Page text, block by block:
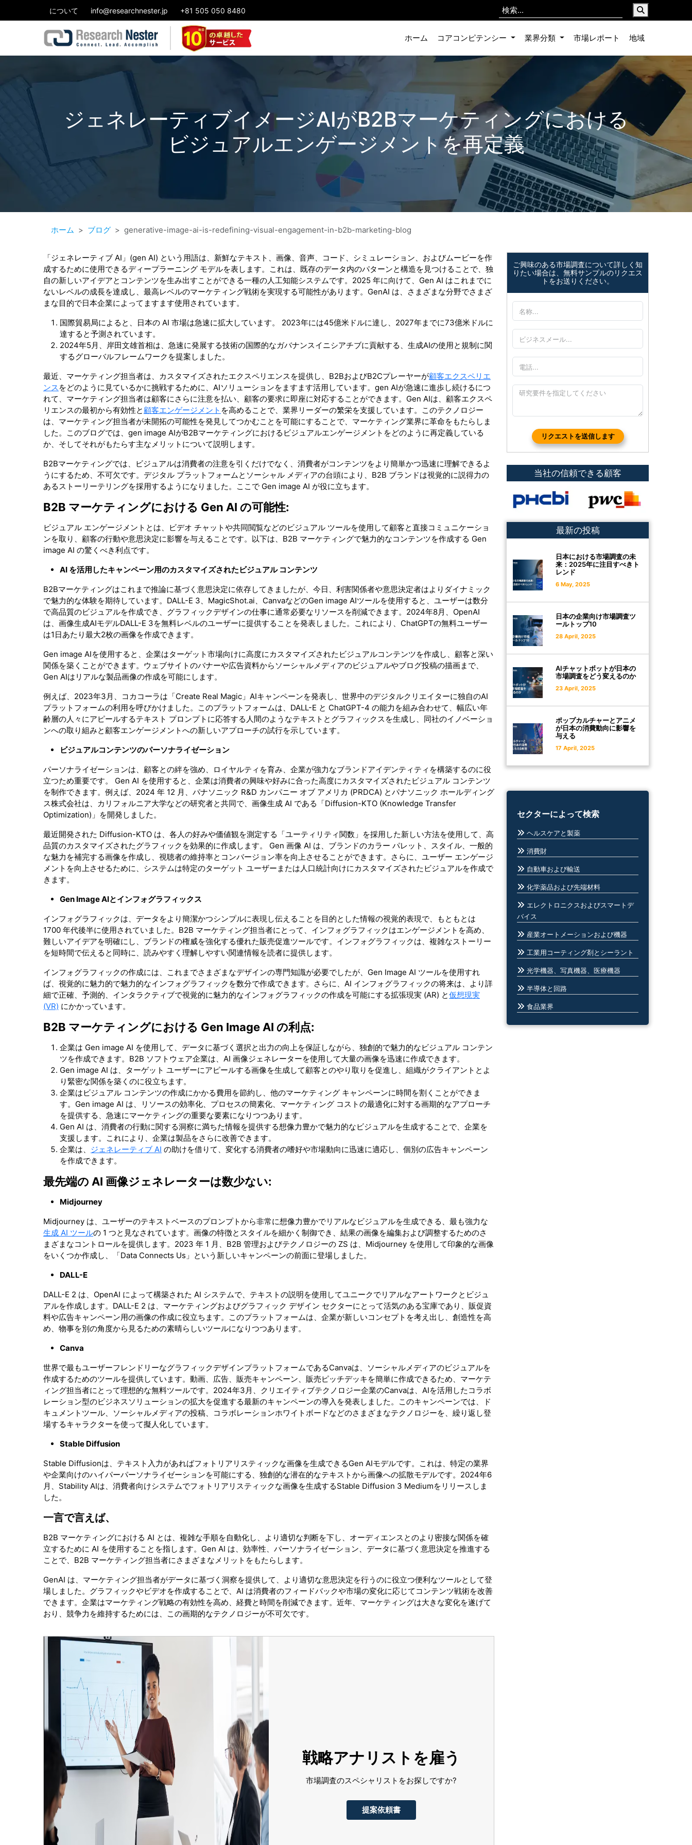
について info@researchnester.jp +81 505 050 8480
ホーム コアコンピテンシー 業界分類 市場レポート 地域
ジェネレーティブイメージAIがB2Bマーケティングにおける
ビジュアルエンゲージメントを再定義
ホーム ブログ generative-image-ai-is-redefining-visual-engagement-in-b2b-marketing-blog
「ジェネレーティブ AI」(gen AI) という用語は、新鮮なテキスト、画像、音声、コード、シミュレーション、およびムービーを作
成するために使用できるディープラーニング モデルを表します。これは、既存のデータ内のパターンと構造を見つけることで、独
自の新しいアイデアとコンテンツを生み出すことができる一種の人工知能システムです。2025 年に向けて、Gen AI はこれまでに
ないレベルの成長を達成し、最高レベルのマーケティング戦術を実現する可能性があります。GenAI は、さまざまな分野でさまざ
まな目的で日本企業によってますます使用されています。
国際貿易局によると、日本の AI 市場は急速に拡大しています。 2023年には45億米ドルに達し、2027年までに73億米ドルに
達すると予測されています。
2024年5月、岸田文雄首相は、急速に発展する技術の国際的なガバナンスイニシアチブに貢献する、生成AIの使用と規制に関
するグローバルフレームワークを提案しました。
最近、マーケティング担当者は、カスタマイズされたエクスペリエンスを提供し、B2BおよびB2Cプレーヤーが顧客エクスペリエ
ンス をどのように見ているかに挑戦するために、AIソリューションをますます活用しています。gen AIが急速に進歩し続けるにつ
れて、マーケティング担当者は顧客にさらに注意を払い、顧客の要求に即座に対応することができます。Gen AIは、顧客エクスペ
リエンスの最初から有効性と 顧客エンゲージメント を高めることで、業界リーダーの繁栄を支援しています。このテクノロジー
は、マーケティング担当者が未開拓の可能性を発見してつかむことを可能にすることで、マーケティング業界に革命をもたらしま
した。このブログでは、gen image AIがB2Bマーケティングにおけるビジュアルエンゲージメントをどのように再定義している
か、そしてそれがもたらす主なメリットについて説明します。
B2Bマーケティングでは、ビジュアルは消費者の注意を引くだけでなく、消費者がコンテンツをより簡単かつ迅速に理解できるよ
うにするため、不可欠です。デジタル プラットフォームとソーシャル メディアの台頭により、B2B ブランドは視覚的に説得力の
あるストーリーテリングを採用するようになりました。ここで Gen image AI が役に立ちます。
B2B マーケティングにおける Gen AI の可能性:
ビジュアル エンゲージメントとは、ビデオ チャットや共同閲覧などのビジュアル ツールを使用して顧客と直接コミュニケーショ
ンを取り、顧客の行動や意思決定に影響を与えることです。以下は、B2B マーケティングで魅力的なコンテンツを作成する Gen
image AI の驚くべき利点です。
AI を活用したキャンペーン用のカスタマイズされたビジュアル コンテンツ
B2Bマーケティングはこれまで推論に基づく意思決定に依存してきましたが、今日、利害関係者や意思決定者はよりダイナミック
で魅力的な体験を期待しています。DALL-E 3、MagicShot.ai、CanvaなどのGen image AIツールを使用すると、ユーザーは数分
で高品質のビジュアルを作成でき、グラフィックデザインの仕事に通常必要なリソースを削減できます。2024年8月、OpenAI
は、画像生成AIモデルDALL-E 3を無料レベルのユーザーに提供することを発表しました。これにより、ChatGPTの無料ユーザー
は1日あたり最大2枚の画像を作成できます。
Gen image AIを使用すると、企業はターゲット市場向けに高度にカスタマイズされたビジュアルコンテンツを作成し、顧客と深い
関係を築くことができます。ウェブサイトのバナーや広告資料からソーシャルメディアのビジュアルやブログ投稿の描画まで、
Gen AIはリアルな製品画像の作成を可能にします。
例えば、2023年3月、コカコーラは「Create Real Magic」AIキャンペーンを発表し、世界中のデジタルクリエイターに独自のAI
プラットフォームの利用を呼びかけました。このプラットフォームは、DALL-E と ChatGPT-4 の能力を組み合わせて、幅広い年
齢層の人々にアピールするテキスト プロンプトに応答する人間のようなテキストとグラフィックスを生成し、同社のイノベーショ
ンへの取り組みと顧客エンゲージメントへの新しいアプローチの試行を示しています。
ビジュアルコンテンツのパーソナライゼーション
パーソナライゼーションは、顧客との絆を強め、ロイヤルティを育み、企業が強力なブランドアイデンティティを構築するのに役
立つため重要です。 Gen AI を使用すると、企業は消費者の興味や好みに合った高度にカスタマイズされたビジュアル コンテンツ
を制作できます。例えば、2024 年 12 月、パナソニック R&D カンパニー オブ アメリカ (PRDCA) とパナソニック ホールディング
ス株式会社は、カリフォルニア大学などの研究者と共同で、画像生成 AI である「Diffusion-KTO (Knowledge Transfer
Optimization)」を開発しました。
最近開発された Diffusion-KTO は、各人の好みや価値観を測定する「ユーティリティ関数」を採用した新しい方法を使用して、高
品質のカスタマイズされたグラフィックを効果的に作成します。 Gen 画像 AI は、ブランドのカラー パレット、スタイル、一般的
な魅力を補完する画像を作成し、視聴者の維持率とコンバージョン率を向上させることができます。さらに、ユーザー エンゲージ
メントを向上させるために、システムは特定のターゲット ユーザーまたは人口統計向けにカスタマイズされたビジュアルを作成で
きます。
Gen Image AIとインフォグラフィックス
インフォグラフィックは、データをより簡潔かつシンプルに表現し伝えることを目的とした情報の視覚的表現で、もともとは
1700 年代後半に使用されていました。B2B マーケティング担当者にとって、インフォグラフィックはエンゲージメントを高め、
難しいアイデアを明確にし、ブランドの権威を強化する優れた販売促進ツールです。インフォグラフィックは、複雑なストーリー
を短時間で伝えると同時に、読みやすく理解しやすい関連情報を読者に提供します。
インフォグラフィックの作成には、これまでさまざまなデザインの専門知識が必要でしたが、Gen Image AI ツールを使用すれ
ば、視覚的に魅力的で魅力的なインフォグラフィックを数分で作成できます。さらに、AI インフォグラフィックの将来は、より詳
細で正確、予測的、インタラクティブで視覚的に魅力的なインフォグラフィックの作成を可能にする拡張現実 (AR) と仮想現実
(VR) にかかっています。
B2B マーケティングにおける Gen Image AI の利点:
企業は Gen image AI を使用して、データに基づく選択と出力の向上を保証しながら、独創的で魅力的なビジュアル コンテン
ツを作成できます。B2B ソフトウェア企業は、AI 画像ジェネレーターを使用して大量の画像を迅速に作成できます。
Gen image AI は、ターゲット ユーザーにアピールする画像を生成して顧客とのやり取りを促進し、組織がクライアントとよ
り緊密な関係を築くのに役立ちます。
企業はビジュアル コンテンツの作成にかかる費用を節約し、他のマーケティング キャンペーンに時間を割くことができま
す。Gen image AI は、リソースの効率化、プロセスの簡素化、マーケティング コストの最適化に対する画期的なアプローチ
を提供する、急速にマーケティングの重要な要素になりつつあります。
Gen AI は、消費者の行動に関する洞察に満ちた情報を提供する想像力豊かで魅力的なビジュアルを生成することで、企業を
支援します。これにより、企業は製品をさらに改善できます。
企業は、 ジェネレーティブ AI の助けを借りて、変化する消費者の嗜好や市場動向に迅速に適応し、個別の広告キャンペーン
を作成できます。
最先端の AI 画像ジェネレーターは数少ない:
Midjourney
Midjourney は、ユーザーのテキストベースのプロンプトから非常に想像力豊かでリアルなビジュアルを生成できる、最も強力な
生成 AI ツールの 1 つと見なされています。画像の特徴とスタイルを細かく制御でき、結果の画像を編集および調整するためのさ
まざまなコントロールを提供します。2023 年 1 月、B2B 管理およびテクノロジーの ZS は、Midjourney を使用して印象的な画像
をいくつか作成し、「Data Connects Us」という新しいキャンペーンの前面に登場しました。
DALL-E
DALL-E 2 は、OpenAI によって構築された AI システムで、テキストの説明を使用してユニークでリアルなアートワークとビジュ
アルを作成します。DALL-E 2 は、マーケティングおよびグラフィック デザイン セクターにとって活気のある宝庫であり、販促資
料や広告キャンペーン用の画像の作成に役立ちます。このプラットフォームは、企業が新しいコンセプトを考え出し、創造性を高
め、物事を別の角度から見るための素晴らしいツールになりつつあります。
Canva
世界で最もユーザーフレンドリーなグラフィックデザインプラットフォームであるCanvaは、ソーシャルメディアのビジュアルを
作成するためのツールを提供しています。動画、広告、販売キャンペーン、販売ピッチデッキを簡単に作成できるため、マーケテ
ィング担当者にとって理想的な無料ツールです。2024年3月、クリエイティブテクノロジー企業のCanvaは、AIを活用したコラボ
レーション型のビジネスソリューションの拡大を促進する最新のキャンペーンの導入を発表しました。このキャンペーンでは、ド
キュメントツール、ソーシャルメディアの投稿、コラボレーションホワイトボードなどのさまざまなテクノロジーを、繰り返し登
場するキャラクターを使って擬人化しています。
Stable Diffusion
Stable Diffusionは、テキスト入力があればフォトリアリスティックな画像を生成できるGen AIモデルです。これは、特定の業界
や企業向けのハイパーパーソナライゼーションを可能にする、独創的な潜在的なテキストから画像への拡散モデルです。2024年6
月、Stability AIは、消費者向けシステムでフォトリアリスティックな画像を生成するStable Diffusion 3 Mediumをリリースしま
した。
一言で言えば、
B2B マーケティングにおける AI とは、複雑な手順を自動化し、より適切な判断を下し、オーディエンスとのより密接な関係を確
立するために AI を使用することを指します。Gen AI は、効率性、パーソナライゼーション、データに基づく意思決定を推進する
ことで、B2B マーケティング担当者にさまざまなメリットをもたらします。
GenAI は、マーケティング担当者がデータに基づく洞察を提供して、より適切な意思決定を行うのに役立つ便利なツールとして登
場しました。グラフィックやビデオを作成することで、AI は消費者のフィードバックや市場の変化に応じてコンテンツ戦術を改善
できます。企業はマーケティング戦略の有効性を高め、経費と時間を削減できます。近年、マーケティングは大きな変化を遂げて
おり、競争力を維持するためには、この画期的なテクノロジーが不可欠です。
戦略アナリストを雇う
市場調査のスペシャリストをお探しですか?
提案依頼書
ご興味のある市場調査について詳しく知
りたい場合は、無料サンプルのリクエス
トをお送りください。
リクエストを送信します
当社の信頼できる顧客
最新の投稿
日本における市場調査の未
来：2025年に注目すべきト
レンド
6 May, 2025
日本の企業向け市場調査ツ
ールトップ10
28 April, 2025
AIチャットボットが日本の
市場調査をどう変えるのか
23 April, 2025
ポップカルチャーとアニメ
が日本の消費動向に影響を
与える
17 April, 2025
セクターによって検索
ヘルスケアと製薬
消費財
自動車および輸送
化学薬品および先端材料
エレクトロニクスおよびスマートデ
バイス
産業オートメーションおよび機器
工業用コーティング剤とシーラント
光学機器、写真機器、医療機器
半導体と回路
食品業界